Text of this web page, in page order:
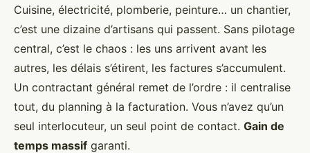
Cuisine, électricité, plomberie, peinture… un chantier,
c’est une dizaine d’artisans qui passent. Sans pilotage
central, c’est le chaos : les uns arrivent avant les
autres, les délais s’étirent, les factures s’accumulent.
Un contractant général remet de l’ordre : il centralise
tout, du planning à la facturation. Vous n’avez qu’un
seul interlocuteur, un seul point de contact. Gain de
temps massif garanti.